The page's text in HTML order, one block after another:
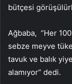
bütçesi
Ağbaba, “Her
sebze meyve
tavuk ve balık
alamıyor” dedi.